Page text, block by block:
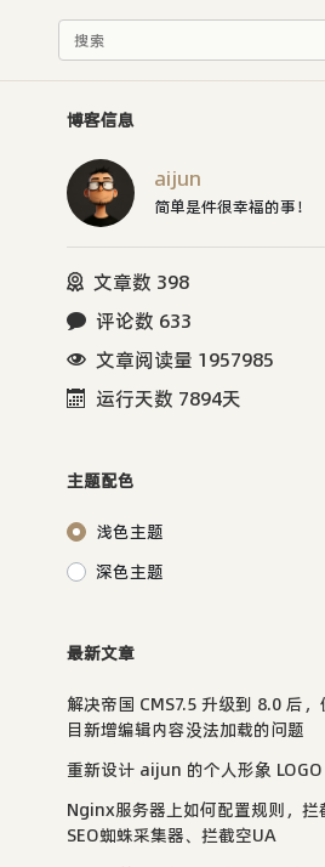
博客信息
aijun
简单是件很幸福的事！
文章数 398
评论数 633
文章阅读量 1957985
运行天数 7894天
主题配色
浅色主题
深色主题
最新文章
解决帝国 CMS7.5 升级到 8.0 后
目新增编辑内容没法加载的问题
重新设计 aijun 的个人形象 LOGO
Nginx服务器上如何配置规则，拦
SEO蜘蛛采集器、拦截空UA